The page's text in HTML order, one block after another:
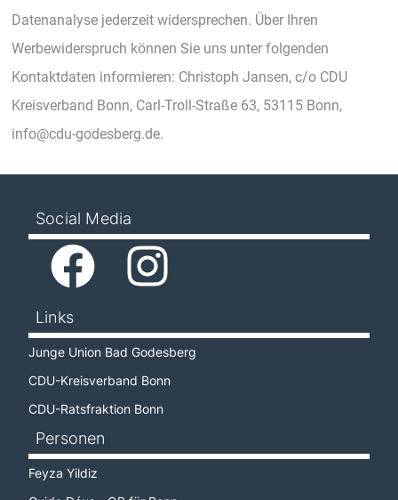
Datenanalyse jederzeit widersprechen. Über Ihren
Werbewiderspruch können Sie uns unter folgenden
Kontaktdaten informieren: Christoph Jansen, c/o CDU
Kreisverband Bonn, Carl-Troll-Straße 63, 53115 Bonn,
info@cdu-godesberg.de.
Social Media
Links
Junge Union Bad Godesberg
CDU-Kreisverband Bonn
CDU-Ratsfraktion Bonn
Personen
Feyza Yildiz